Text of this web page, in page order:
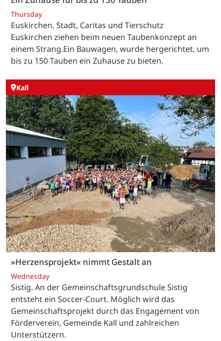
Thursday
Euskirchen. Stadt, Caritas und Tierschutz
Euskirchen ziehen beim neuen Taubenkonzept an
einem Strang.Ein Bauwagen, wurde hergerichtet, um
bis zu 150 Tauben ein Zuhause zu bieten.
Kall
»Herzensprojekt« nimmt Gestalt an
Wednesday
Sistig. An der Gemeinschaftsgrundschule Sistig
entsteht ein Soccer-Court. Möglich wird das
Gemeinschaftsprojekt durch das Engagement von
Förderverein, Gemeinde Kall und zahlreichen
Unterstützern.